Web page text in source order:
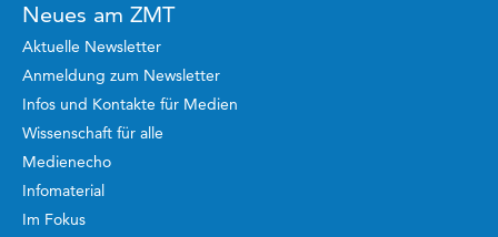
Neues am ZMT
Aktuelle Newsletter
Anmeldung zum Newsletter
Infos und Kontakte für Medien
Wissenschaft für alle
Medienecho
Infomaterial
Im Fokus